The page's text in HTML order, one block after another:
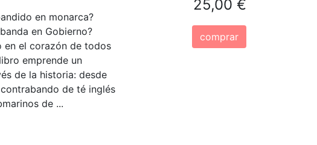
en monarca?
en Gobierno?
en el corazón de todos
emprende un
de la historia: desde
de té inglés
de ...
25,00 €
comprar